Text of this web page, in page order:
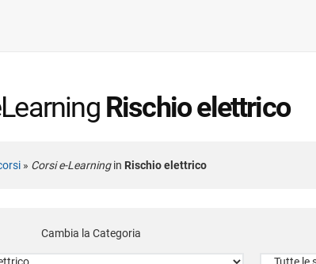
Rischio elettrico
» Corsi e-Learningin Rischio elettrico
Cambia la Categoria